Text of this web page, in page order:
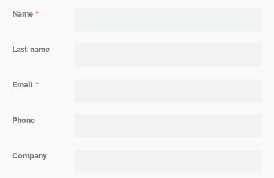
Name *
Last name
Email *
Phone
Company